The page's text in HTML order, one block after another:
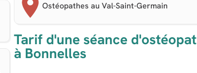
Ostéopathes au Val-Saint-Germain
Tarif d'une séance
à Bonnelles